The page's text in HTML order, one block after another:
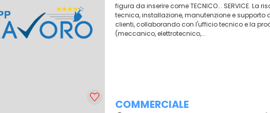
figura da inserire come TECNICO... SERVICE. La
tecnica, installazione, manutenzione e supporto
clienti, collaborando con l'ufficio tecnico e la
(meccanico, elettrotecnico,...
COMMERCIALE